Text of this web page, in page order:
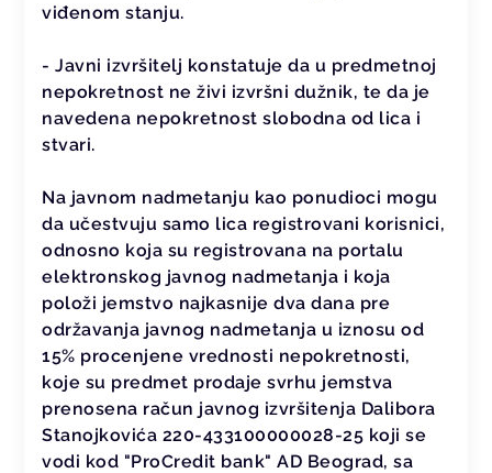
viđenom stanju.
- Javni izvršitelj konstatuje da u predmetnoj
nepokretnost ne živi izvršni dužnik, te da je
navedena nepokretnost slobodna od lica i
stvari.
Na javnom nadmetanju kao ponudioci mogu
da učestvuju samo lica registrovani korisnici,
odnosno koja su registrovana na portalu
elektronskog javnog nadmetanja i koja
položi jemstvo najkasnije dva dana pre
održavanja javnog nadmetanja u iznosu od
15% procenjene vrednosti nepokretnosti,
koje su predmet prodaje svrhu jemstva
prenosena račun javnog izvršitenja Dalibora
Stanojkovića 220-433100000028-25 koji se
vodi kod "ProCredit bank" AD Beograd, sa